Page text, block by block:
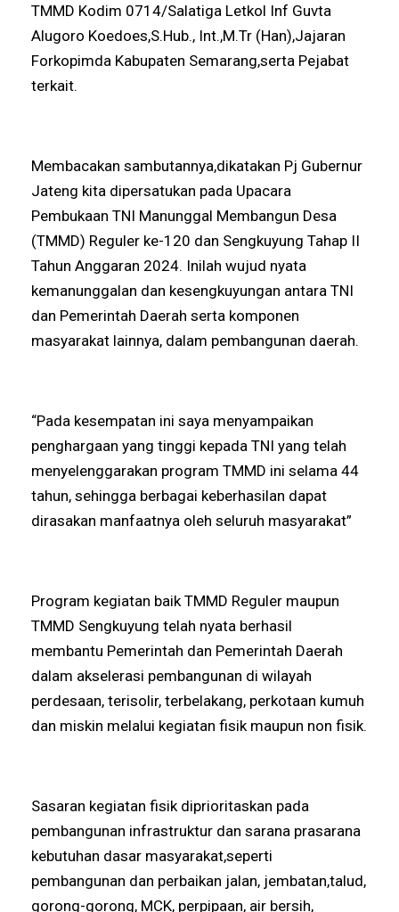
TMMD Kodim 0714/Salatiga Letkol Inf Guvta
Alugoro Koedoes,S.Hub., Int.,M.Tr (Han),Jajaran
Forkopimda Kabupaten Semarang,serta Pejabat
terkait.
Membacakan sambutannya,dikatakan Pj Gubernur
Jateng kita dipersatukan pada Upacara
Pembukaan TNI Manunggal Membangun Desa
(TMMD) Reguler ke-120 dan Sengkuyung Tahap II
Tahun Anggaran 2024. Inilah wujud nyata
kemanunggalan dan kesengkuyungan antara TNI
dan Pemerintah Daerah serta komponen
masyarakat lainnya, dalam pembangunan daerah.
“Pada kesempatan ini saya menyampaikan
penghargaan yang tinggi kepada TNI yang telah
menyelenggarakan program TMMD ini selama 44
tahun, sehingga berbagai keberhasilan dapat
dirasakan manfaatnya oleh seluruh masyarakat”
Program kegiatan baik TMMD Reguler maupun
TMMD Sengkuyung telah nyata berhasil
membantu Pemerintah dan Pemerintah Daerah
dalam akselerasi pembangunan di wilayah
perdesaan, terisolir, terbelakang, perkotaan kumuh
dan miskin melalui kegiatan fisik maupun non fisik.
Sasaran kegiatan fisik diprioritaskan pada
pembangunan infrastruktur dan sarana prasarana
kebutuhan dasar masyarakat,seperti
pembangunan dan perbaikan jalan, jembatan,talud,
gorong-gorong, MCK, perpipaan, air bersih,